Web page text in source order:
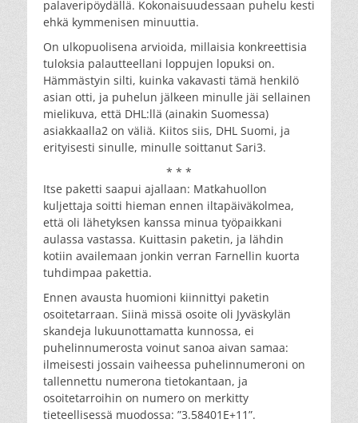
palaveripöydällä. Kokonaisuudessaan puhelu kesti
ehkä kymmenisen minuuttia.
On ulkopuolisena arvioida, millaisia konkreettisia
tuloksia palautteellani loppujen lopuksi on.
Hämmästyin silti, kuinka vakavasti tämä henkilö
asian otti, ja puhelun jälkeen minulle jäi sellainen
mielikuva, että DHL:llä (ainakin Suomessa)
asiakkaalla2 on väliä. Kiitos siis, DHL Suomi, ja
erityisesti sinulle, minulle soittanut Sari3.
* * *
Itse paketti saapui ajallaan: Matkahuollon
kuljettaja soitti hieman ennen iltapäiväkolmea,
että oli lähetyksen kanssa minua työpaikkani
aulassa vastassa. Kuittasin paketin, ja lähdin
kotiin availemaan jonkin verran Farnellin kuorta
tuhdimpaa pakettia.
Ennen avausta huomioni kiinnittyi paketin
osoitetarraan. Siinä missä osoite oli Jyväskylän
skandeja lukuunottamatta kunnossa, ei
puhelinnumerosta voinut sanoa aivan samaa:
ilmeisesti jossain vaiheessa puhelinnumeroni on
tallennettu numerona tietokantaan, ja
osoitetarroihin on numero on merkitty
tieteellisessä muodossa: ”3.58401E+11”.